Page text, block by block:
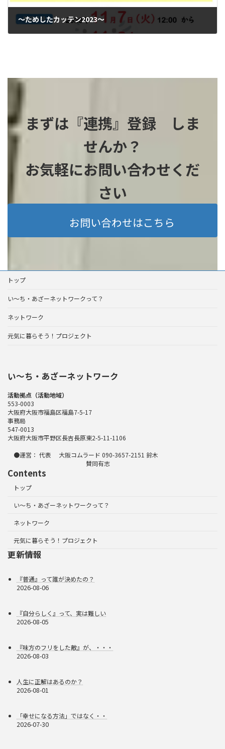
～ためしたカッテン2023～
まずは『連携』登録 しま
せんか？
お気軽にお問い合わせくだ
さい
お問い合わせはこちら
トップ
い～ち・あざーネットワークって？
ネットワーク
元気に暮らそう！プロジェクト
い〜ち・あざーネットワーク
活動拠点（活動地域）
553-0003
大阪府大阪市福島区福島7-5-17
事務局
547-0013
大阪府大阪市平野区長吉長原東2-5-11-1106
●運営： 代表 大阪コムラード 090-3657-2151 鈴木
賛同有志
Contents
トップ
い～ち・あざーネットワークって？
ネットワーク
元気に暮らそう！プロジェクト
更新情報
『普通』って誰が決めたの？
2026-08-06
『自分らしく』って、実は難しい
2026-08-05
『味方のフリをした敵』が、・・・
2026-08-03
人生に正解はあるのか？
2026-08-01
「幸せになる方法」ではなく・・
2026-07-30